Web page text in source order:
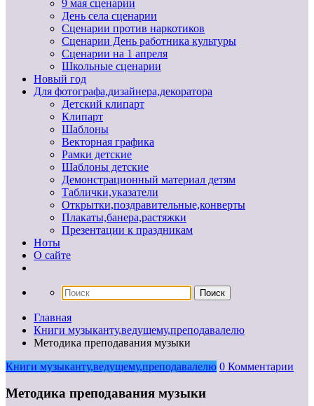
9 мая сценарии
День села сценарии
Сценарии против наркотиков
Сценарии День работника культуры
Сценарии на 1 апреля
Школьные сценарии
Новый год
Для фотографа,дизайнера,декоратора
Детский клипарт
Клипарт
Шаблоны
Векторная графика
Рамки детские
Шаблоны детские
Демонстрационный материал детям
Таблички,указатели
Открытки,поздравительные,конверты
Плакаты,банера,растяжки
Презентации к праздникам
Ноты
О сайте
Главная
Книги музыканту,ведущему,преподавалелю
Методика преподавания музыки
Книги музыканту,ведущему,преподавалелю 0 Комментарии
Методика преподавания музыки